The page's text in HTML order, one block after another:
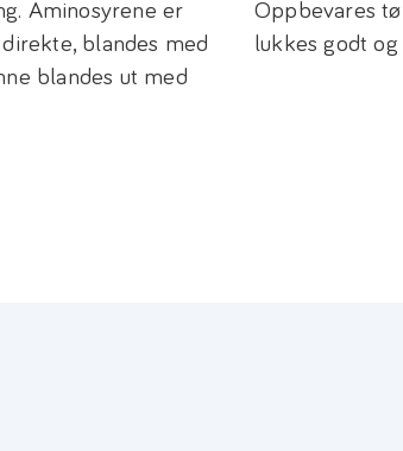
Aminosyrene er
blandes med
blandes ut med
Oppbevares
lukkes godt og